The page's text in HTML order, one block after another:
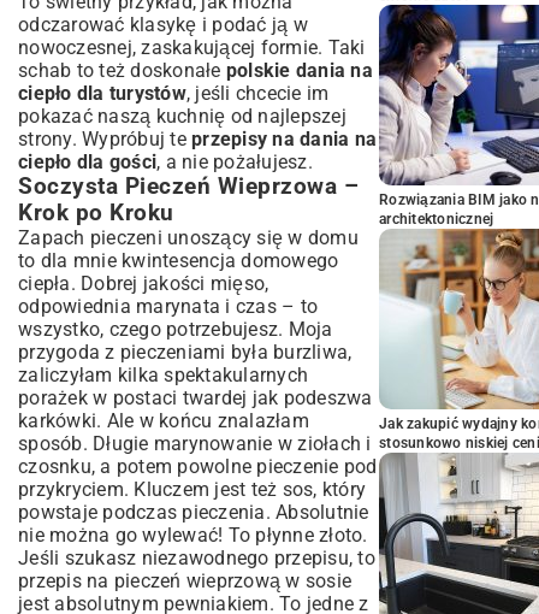
odczarować klasykę i podać ją w
nowoczesnej, zaskakującej formie. Taki
schab to też doskonałe polskie dania na
ciepło dla turystów, jeśli chcecie im
pokazać naszą kuchnię od najlepszej
strony. Wypróbuj te przepisy na dania na
ciepło dla gości, a nie pożałujesz.
Soczysta Pieczeń Wieprzowa –
Krok po Kroku
Zapach pieczeni unoszący się w domu
to dla mnie kwintesencja domowego
ciepła. Dobrej jakości mięso,
odpowiednia marynata i czas – to
wszystko, czego potrzebujesz. Moja
przygoda z pieczeniami była burzliwa,
zaliczyłam kilka spektakularnych
porażek w postaci twardej jak podeszwa
karkówki. Ale w końcu znalazłam
sposób. Długie marynowanie w ziołach i
czosnku, a potem powolne pieczenie pod
przykryciem. Kluczem jest też sos, który
powstaje podczas pieczenia. Absolutnie
nie można go wylewać! To płynne złoto.
Jeśli szukasz niezawodnego przepisu, to
przepis na pieczeń wieprzową w sosie
jest absolutnym pewniakiem. To jedne z
Rozwiązania BIM jako
architektonicznej
Jak zakupić wydajny
stosunkowo niskiej